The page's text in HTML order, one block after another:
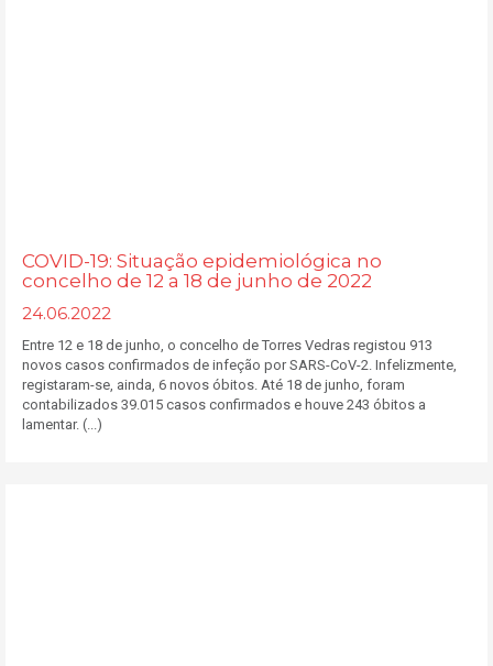
COVID-19: Situação epidemiológica no
concelho de 12 a 18 de junho de 2022
24.06.2022
Entre 12 e 18 de junho, o concelho de Torres Vedras registou 913
novos casos confirmados de infeção por SARS-CoV-2. Infelizmente,
registaram-se, ainda, 6 novos óbitos. Até 18 de junho, foram
contabilizados 39.015 casos confirmados e houve 243 óbitos a
lamentar. (...)